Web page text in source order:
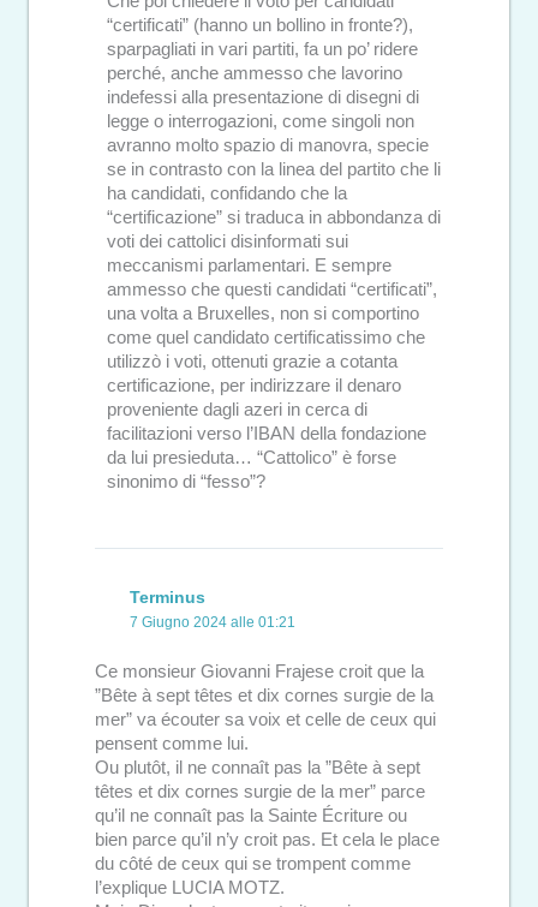
“certificati” (hanno un bollino in fronte?),
sparpagliati in vari partiti, fa un po’ ridere
perché, anche ammesso che lavorino
indefessi alla presentazione di disegni di
legge o interrogazioni, come singoli non
avranno molto spazio di manovra, specie
se in contrasto con la linea del partito che li
ha candidati, confidando che la
“certificazione” si traduca in abbondanza di
voti dei cattolici disinformati sui
meccanismi parlamentari. E sempre
ammesso che questi candidati “certificati”,
una volta a Bruxelles, non si comportino
come quel candidato certificatissimo che
utilizzò i voti, ottenuti grazie a cotanta
certificazione, per indirizzare il denaro
proveniente dagli azeri in cerca di
facilitazioni verso l’IBAN della fondazione
da lui presieduta… “Cattolico” è forse
sinonimo di “fesso”?
Terminus
7 Giugno 2024 alle 01:21
Ce monsieur Giovanni Frajese croit que la
”Bête à sept têtes et dix cornes surgie de la
mer” va écouter sa voix et celle de ceux qui
pensent comme lui.
Ou plutôt, il ne connaît pas la ”Bête à sept
têtes et dix cornes surgie de la mer” parce
qu’il ne connaît pas la Sainte Écriture ou
bien parce qu’il n’y croit pas. Et cela le place
du côté de ceux qui se trompent comme
l’explique LUCIA MOTZ.